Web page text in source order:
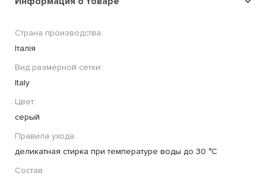
Страна производства:
Італія
Вид размерной сетки:
Italy
Цвет:
серый
Правила ухода:
деликатная стирка при температуре воды до 30 °C
Состав: